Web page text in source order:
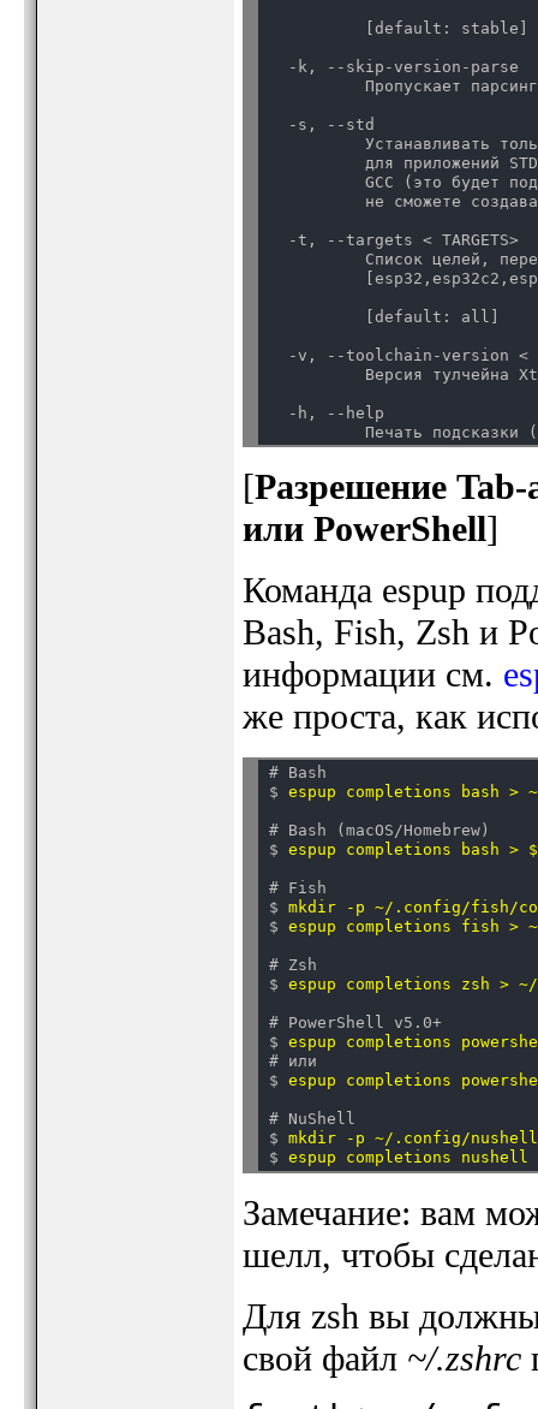
          [default: stable]
  -k, --skip-version-parse
Пропускает
  -s, --std
Устанавливать
для приложений
GCC (это будет
не сможете
  -t, --targets < TARGETS>
Список целей,
          [default: all]
-v, --toolchain-version <
Версия тулчейна
  -h, --help
[Разрешение
или PowerShell]
Команда espup
Bash, Fish, Zsh и
информации см.
же проста, как
# Bash
$ espup completions bash >
# Bash (macOS/Homebrew)
$ espup completions bash >
# Fish
$ mkdir -p ~/.config/fish/
$ espup completions fish >
# Zsh
$ espup completions zsh >
# PowerShell v5.0+
$ espup completions
# или
$ espup completions
# NuShell
$ mkdir -p ~/.config/
$
Замечание: вам
шелл, чтобы
Для zsh вы
свой файл ~/.zshrc